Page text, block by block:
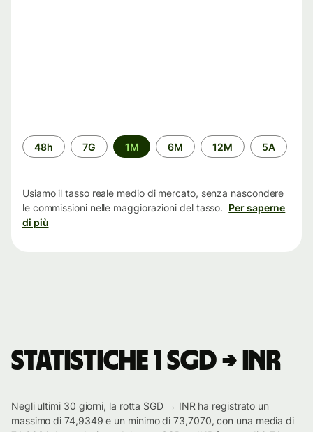
Periodo
di
48h 7G 1M 6M 12M 5A
Usiamo il tasso reale medio di mercato, senza nascondere
le commissioni nelle maggiorazioni del tasso. Per saperne
di più
Statistiche 1 SGD → INR
Negli ultimi 30 giorni, la rotta SGD → INR ha registrato un
massimo di 74,9349 e un minimo di 73,7070, con una media di